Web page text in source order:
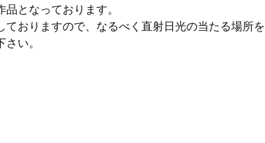
となっております。
おりますので、なるべく直射日光の当たる場所を
い。